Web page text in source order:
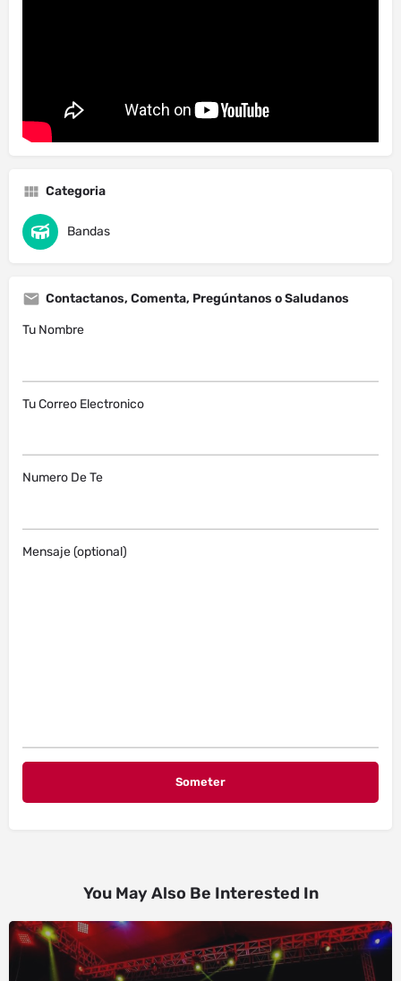
Categoria
Bandas
Contactanos, Comenta, Pregúntanos o Saludanos
Tu Nombre
Tu Correo Electronico
Numero De Te
Mensaje (optional)
You May Also Be Interested In